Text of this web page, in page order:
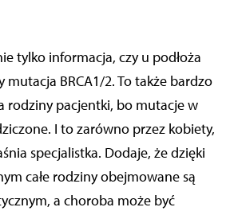
tylko informacja, czy u podłoża
BRCA1/2. To także bardzo
rodziny pacjentki, bo mutacje w
I to zarówno przez kobiety,
specjalistka. Dodaje, że dzięki
całe rodziny obejmowane są
a choroba może być